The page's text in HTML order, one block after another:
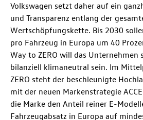
Volkswagen setzt daher auf ein
und Transparenz entlang der
Wertschöpfungskette. Bis 2030
pro Fahrzeug in Europa um 40
Way to ZERO will das Unternehmen
bilanziell klimaneutral sein. Im
ZERO steht der beschleunigte
mit der neuen Markenstrategie
die Marke den Anteil reiner E-
Fahrzeugabsatz in Europa auf